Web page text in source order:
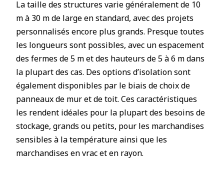
La taille des structures varie généralement de 10
m à 30 m de large en standard, avec des projets
personnalisés encore plus grands. Presque toutes
les longueurs sont possibles, avec un espacement
des fermes de 5 m et des hauteurs de 5 à 6 m dans
la plupart des cas. Des options d’isolation sont
également disponibles par le biais de choix de
panneaux de mur et de toit. Ces caractéristiques
les rendent idéales pour la plupart des besoins de
stockage, grands ou petits, pour les marchandises
sensibles à la température ainsi que les
marchandises en vrac et en rayon.